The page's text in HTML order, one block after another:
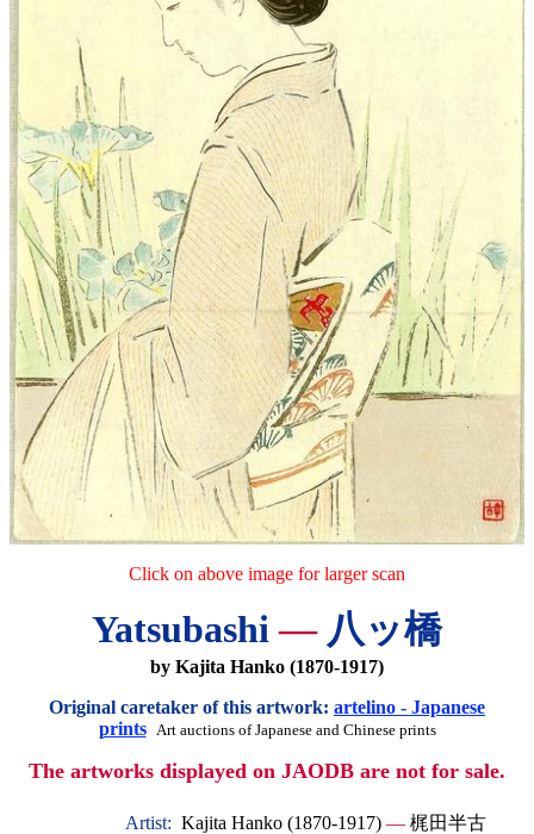
Click on above image for larger scan
Yatsubashi—八ッ橋
by Kajita Hanko (1870-1917)
Original caretaker of this artwork: artelino - Japanese
prints
Art auctions of Japanese and Chinese prints
The artworks displayed on JAODB are not for sale.
Artist: Kajita Hanko (1870-1917) — 梶田半古